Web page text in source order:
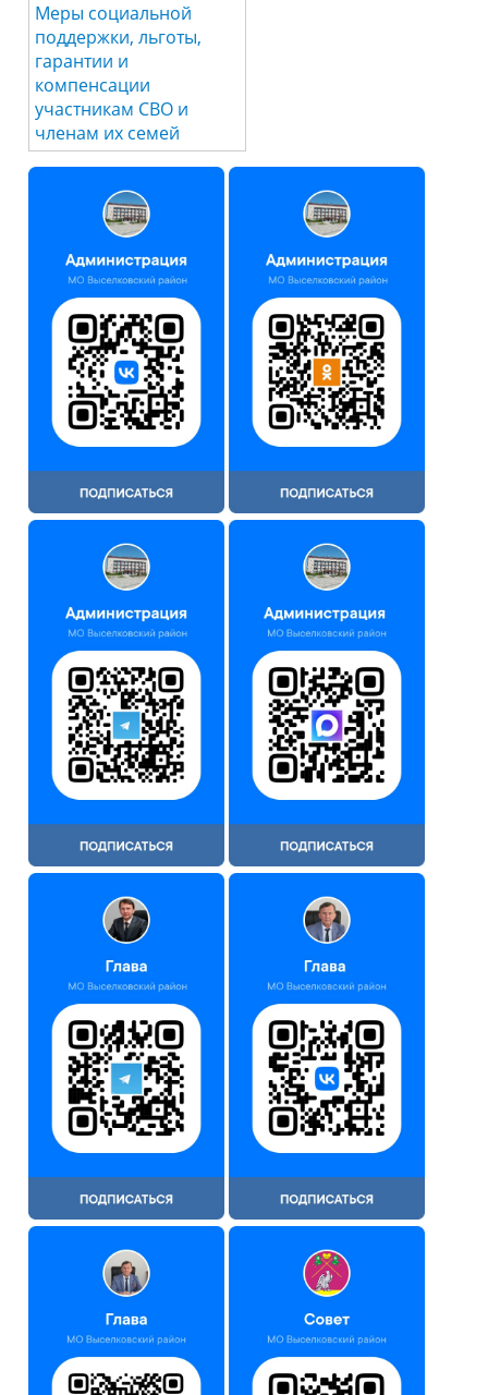
Меры социальной
поддержки, льготы,
гарантии и
компенсации
участникам СВО и
членам их семей